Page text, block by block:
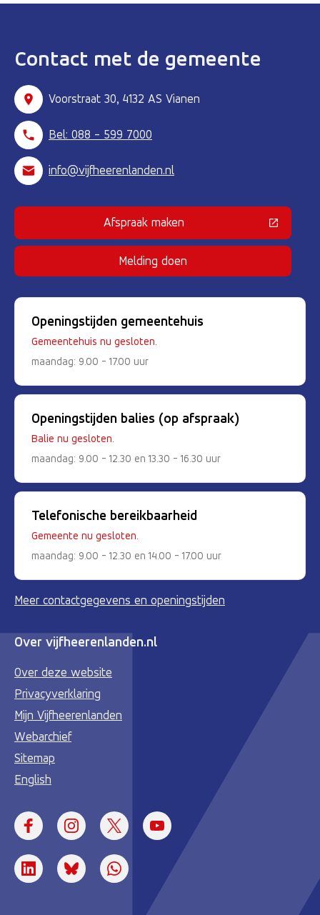
Contact met de gemeente
Voorstraat 30, 4132 AS Vianen
Bel: 088 - 599 7000
info@vijfheerenlanden.nl
Afspraak maken(Deze link gaat naar een externe
Melding doen
Openingstijden gemeentehuis
Gemeentehuis nu gesloten.
maandag: 9.00 - 17.00 uur
Openingstijden balies (op afspraak)
Balie nu gesloten.
maandag: 9.00 - 12.30 en 13.30 - 16.30 uur
Telefonische bereikbaarheid
Gemeente nu gesloten.
maandag: 9.00 - 12.30 en 14.00 - 17.00 uur
Meer contactgegevens en openingstijden
Over vijfheerenlanden.nl
Over deze website
Privacyverklaring
Mijn Vijfheerenlanden
Webarchief
Sitemap
English